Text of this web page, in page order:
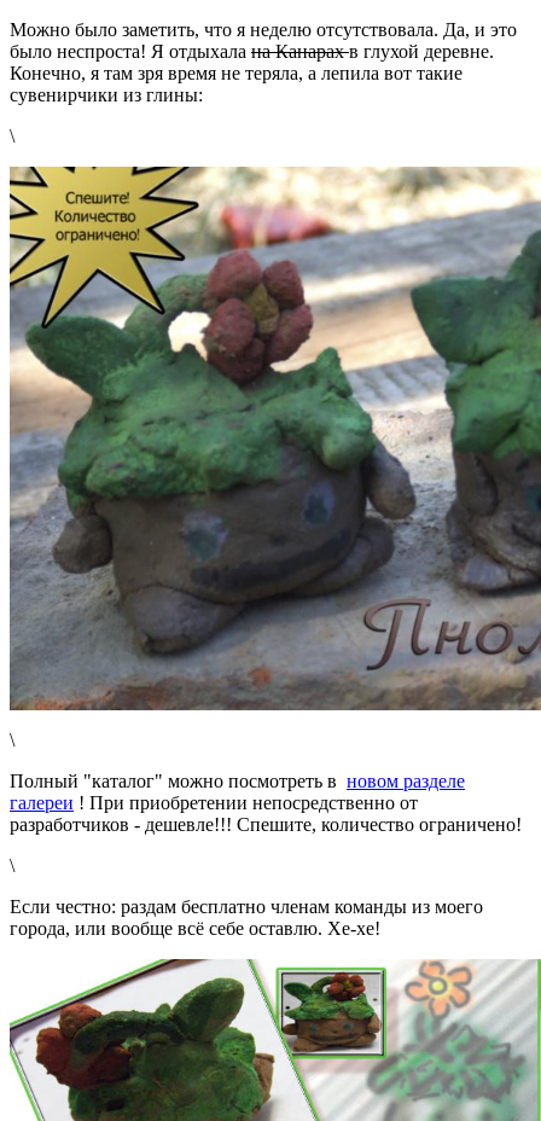
Можно было заметить, что я неделю отсутствовала. Да, и это
было неспроста! Я отдыхала на Канарахв глухой деревне.
Конечно, я там зря время не теряла, а лепила вот такие
сувенирчики из глины:
\
\
Полный "каталог" можно посмотреть в новом разделе
галереи ! При приобретении непосредственно от
разработчиков - дешевле!!! Спешите, количество ограничено!
\
Если честно: раздам бесплатно членам команды из моего
города, или вообще всё себе оставлю. Хе-хе!